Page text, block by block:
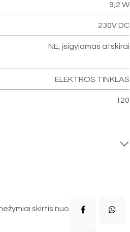
9,2 W
230V DC
NE, įsigyjamas atskirai
ELEKTROS TINKLAS
120
skirtis nuo